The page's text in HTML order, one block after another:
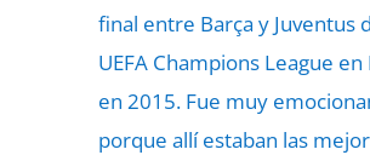
final entre Barça y Juventus
UEFA Champions League en
en 2015. Fue muy
porque allí estaban las